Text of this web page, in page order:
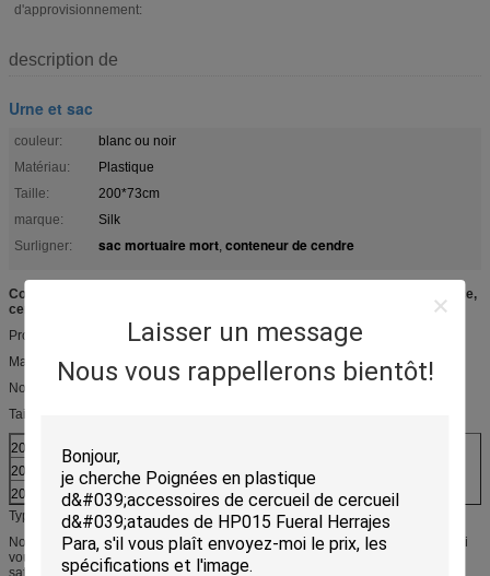
Laisser un message
Nous vous rappellerons bientôt!
d'approvisionnement:
description de
Urne et sac
couleur:
blanc ou noir
Matériau:
Plastique
Taille:
200*73cm
marque:
Silk
Surligner:
sac mortuaire mort, conteneur de cendre
Couleur blanche de faible puissance de l'urne LD01 et du sac pour la police,
cerfication ISO9001
Produits de détail
Matériel : Plastique
Nombre de mode : LD01
Taille :
200*75cm
200*90cm
210*75cm
230*90cm
200*100cm
210*100cm
230*100cm
Type : Produits funèbres
Note : Nous avons le concepteur pour concevoir les types customerized. ainsi
vous pouvez nous envoyer l'échantillon. nous ferons notre meilleur pour
satisfaire vous ou votre société.